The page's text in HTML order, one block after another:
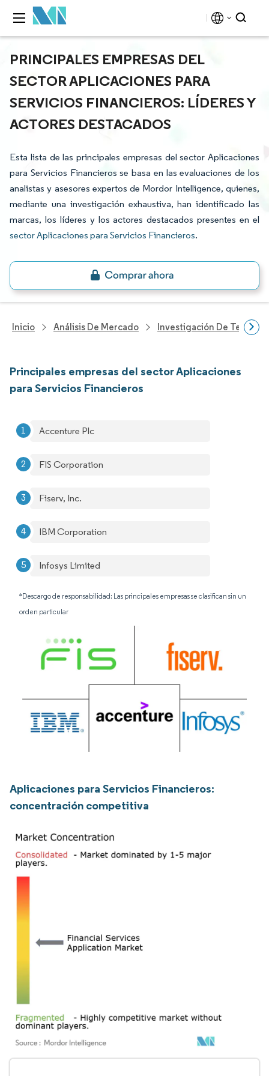
PRINCIPALES EMPRESAS DEL
SECTOR APLICACIONES PARA
SERVICIOS FINANCIEROS: LÍDERES Y
ACTORES DESTACADOS
Esta lista de las principales empresas del sector Aplicaciones
para Servicios Financieros se basa en las evaluaciones de los
analistas y asesores expertos de Mordor Intelligence, quienes,
mediante una investigación exhaustiva, han identificado las
marcas, los líderes y los actores destacados presentes en el
sector Aplicaciones para Servicios Financieros.
Inicio Análisis De Mercado Investigación De
Principales empresas del sector Aplicaciones
para Servicios Financieros
Accenture Plc
FIS Corporation
Fiserv, Inc.
IBM Corporation
Infosys Limited
*Descargo de responsabilidad: Las principales empresas se clasifican sin un
orden particular
Aplicaciones para Servicios Financieros:
concentración competitiva